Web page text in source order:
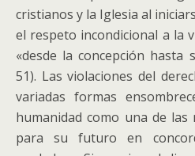
cristianos y la Iglesia al
el respeto incondicional a la
«desde la concepción hasta
51). Las violaciones del
variadas formas
humanidad como una de las
para su futuro en